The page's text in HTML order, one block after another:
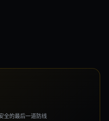
全的最后一道防线